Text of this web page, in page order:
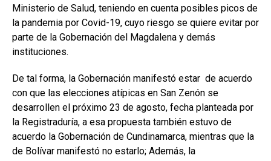
Ministerio de Salud, teniendo en cuenta posibles picos de
la pandemia por Covid-19, cuyo riesgo se quiere evitar por
parte de la Gobernación del Magdalena y demás
instituciones.
De tal forma, la Gobernación manifestó estar de acuerdo
con que las elecciones atípicas en San Zenón se
desarrollen el próximo 23 de agosto, fecha planteada por
la Registraduría, a esa propuesta también estuvo de
acuerdo la Gobernación de Cundinamarca, mientras que la
de Bolívar manifestó no estarlo; Además, la